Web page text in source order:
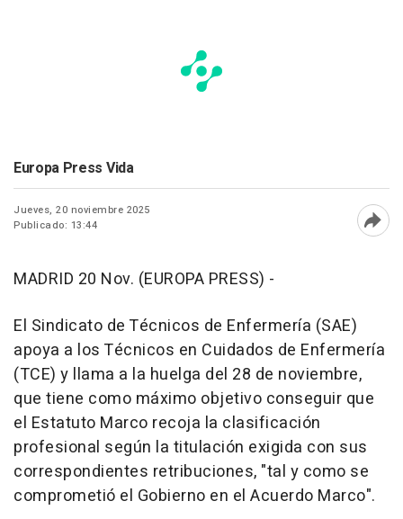
Europa Press Vida
Jueves, 20 noviembre 2025
Publicado: 13:44
MADRID 20 Nov. (EUROPA PRESS) -
El Sindicato de Técnicos de Enfermería (SAE)
apoya a los Técnicos en Cuidados de Enfermería
(TCE) y llama a la huelga del 28 de noviembre,
que tiene como máximo objetivo conseguir que
el Estatuto Marco recoja la clasificación
profesional según la titulación exigida con sus
correspondientes retribuciones, "tal y como se
comprometió el Gobierno en el Acuerdo Marco".